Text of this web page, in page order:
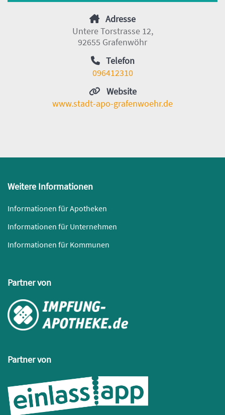
Adresse
Untere Torstrasse 12,
92655 Grafenwöhr
Telefon
096412310
Website
www.stadt-apo-grafenwoehr.de
Weitere Informationen
Informationen für Apotheken
Informationen für Unternehmen
Informationen für Kommunen
Partner von
Partner von